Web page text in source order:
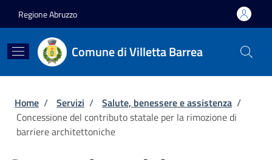
Regione Abruzzo
Comune di Villetta Barrea
Briciole di pane
Home / Servizi / Salute, benessere e assistenza /
Concessione del contributo statale per la rimozione di
barriere architettoniche